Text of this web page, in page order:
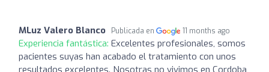
MLuz Valero Blanco Publicada en 11 months ago
Experiencia fantástica: Excelentes profesionales, somos
pacientes suyas han acabado el tratamiento con unos
resultados excelentes. Nosotras no vivimos en Cordoba